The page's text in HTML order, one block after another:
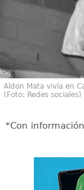
Aldon Mata vivía en
(Foto: Redes sociales)
*Con